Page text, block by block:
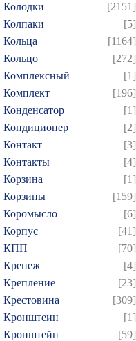
Колодки
[2151]
Колпаки
[5]
Кольца
[1164]
Кольцо
[272]
Комплексный
[1]
Комплект
[196]
Конденсатор
[1]
Кондиционер
[2]
Контакт
[3]
Контакты
[4]
Корзина
[1]
Корзины
[159]
Коромысло
[6]
Корпус
[41]
КПП
[70]
Крепеж
[4]
Крепление
[23]
Крестовина
[309]
Кронштеин
[1]
Кронштейн
[59]